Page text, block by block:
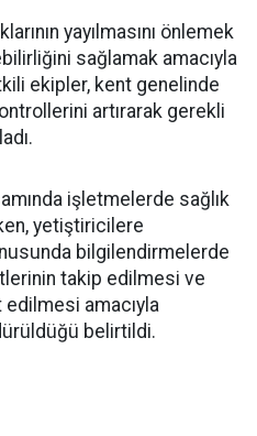
yayılmasını önlemek
sağlamak amacıyla
ekipler, kent genelinde
artırarak gerekli
işletmelerde sağlık
yetiştiricilere
bilgilendirmelerde
takip edilmesi ve
amacıyla
belirtildi.